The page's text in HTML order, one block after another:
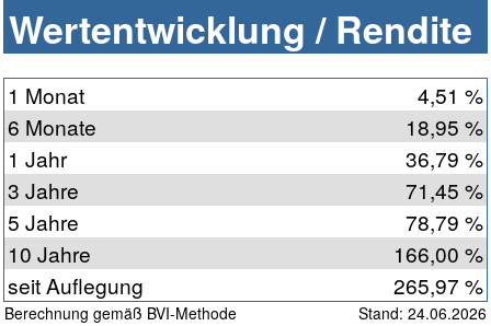
Wertentwicklung / Rendite
1 Monat
4,51 %
6 Monate
18,95 %
1 Jahr
36,79 %
3 Jahre
71,45 %
5 Jahre
78,79 %
10 Jahre
166,00 %
seit Auflegung
265,97 %
Berechnung gemäß BVI-Methode Stand: 24.06.2026